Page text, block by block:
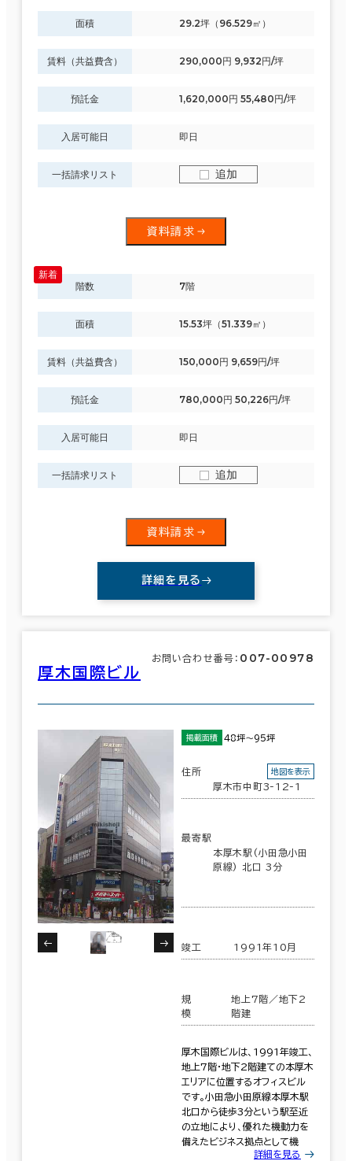
面積 29.2坪（96.529㎡）
賃料（共益費含） 290,000円 9,932円/坪
預託金 1,620,000円 55,480円/坪
入居可能日 即日
一括請求リスト 追加
資料請求
階数 7階
面積 15.53坪（51.339㎡）
賃料（共益費含） 150,000円 9,659円/坪
預託金 780,000円 50,226円/坪
入居可能日 即日
一括請求リスト 追加
資料請求
詳細を見る
厚木国際ビル
お問い合わせ番号： 007-00978
掲載面積 48坪～95坪
住所
厚木市中町3-12-1
地図を表示
最寄駅
本厚木駅(小田急小田
原線) 北口 3分
竣工 1991年10月
規
模
地上7階／地下2
階建
厚木国際ビルは、1991年竣工、
地上7階・地下2階建ての本厚木
エリアに位置するオフィスビル
です。小田急小田原線本厚木駅
北口から徒歩3分という駅至近
の立地により、優れた機動力を
備えたビジネス拠点として機
詳細を見る